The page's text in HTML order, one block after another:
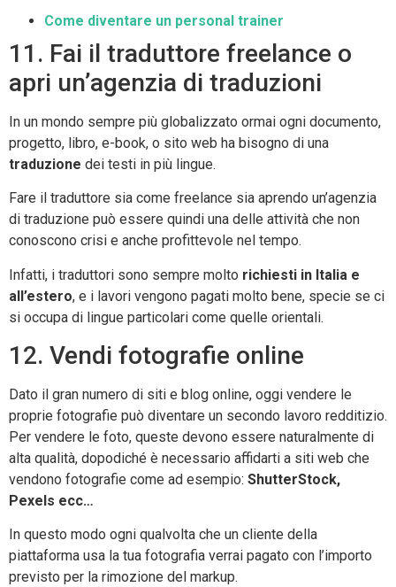
Come diventare un personal trainer
11. Fai il traduttore freelance o
apri un’agenzia di traduzioni
In un mondo sempre più globalizzato ormai ogni documento,
progetto, libro, e-book, o sito web ha bisogno di una
traduzione dei testi in più lingue.
Fare il traduttore sia come freelance sia aprendo un’agenzia
di traduzione può essere quindi una delle attività che non
conoscono crisi e anche profittevole nel tempo.
Infatti, i traduttori sono sempre molto richiesti in Italia e
all’estero, e i lavori vengono pagati molto bene, specie se ci
si occupa di lingue particolari come quelle orientali.
12. Vendi fotografie online
Dato il gran numero di siti e blog online, oggi vendere le
proprie fotografie può diventare un secondo lavoro redditizio.
Per vendere le foto, queste devono essere naturalmente di
alta qualità, dopodiché è necessario affidarti a siti web che
vendono fotografie come ad esempio: ShutterStock,
Pexels ecc…
In questo modo ogni qualvolta che un cliente della
piattaforma usa la tua fotografia verrai pagato con l’importo
previsto per la rimozione del markup.